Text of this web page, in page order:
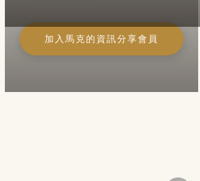
加入馬克的資訊分享會員